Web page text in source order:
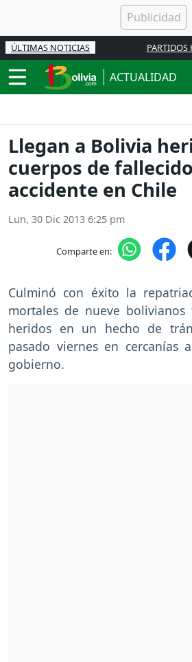
ÚLTIMAS NOTICIAS PARTIDOS
ACTUALIDAD
Llegan a Bolivia
cuerpos de
accidente en Chile
Lun, 30 Dic 2013 6:25 pm
Comparte en:
Culminó con éxito la
mortales de nueve bolivianos
heridos en un hecho de
pasado viernes en cercanías
gobierno.